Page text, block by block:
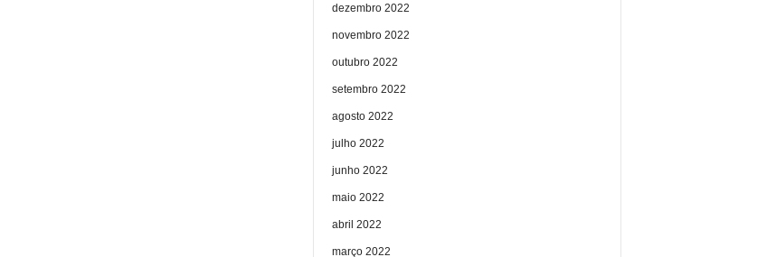
dezembro 2022
novembro 2022
outubro 2022
setembro 2022
agosto 2022
julho 2022
junho 2022
maio 2022
abril 2022
março 2022